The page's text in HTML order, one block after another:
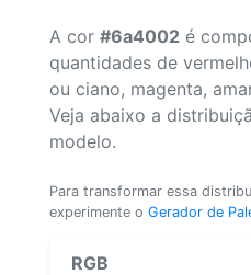
A cor #6a4002 é
quantidades de
ou ciano, magenta,
Veja abaixo a
modelo.
Para transformar essa
experimente o Gerador de
RGB